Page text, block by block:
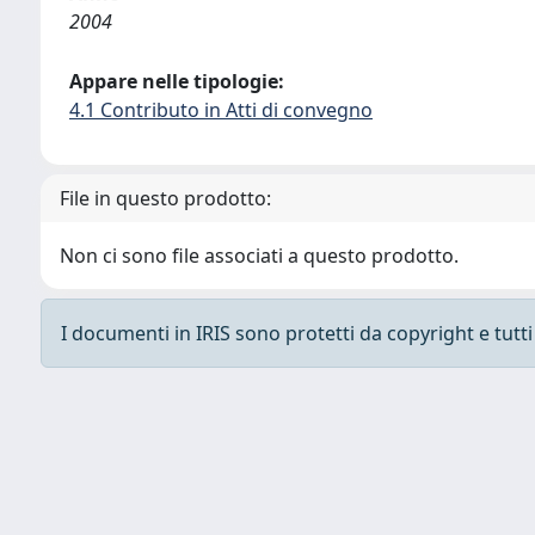
2004
Appare nelle tipologie:
4.1 Contributo in Atti di convegno
File in questo prodotto:
Non ci sono file associati a questo prodotto.
I documenti in IRIS sono protetti da copyright e